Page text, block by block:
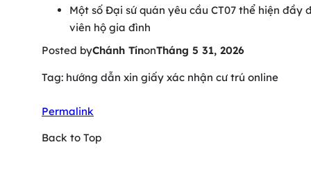
Một số Đại sứ quán yêu cầu CT07 thể hiện
viên hộ gia đình
Posted byChánh TínonTháng 5 31, 2026
Tag: hướng dẫn xin giấy xác nhận cư trú online
Permalink
Back to Top